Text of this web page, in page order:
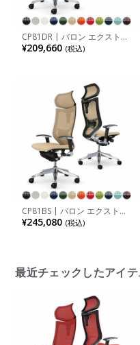
CP81DR | バロン エクストラ
ハイバック 可動ヘッドレスト
座クッション アジャストアー
¥209,660 (税込)
CP81BS | バロン エクストラ
ハイバック 可動ヘッドレスト
座クッション アジャストアー
¥245,080 (税込)
最近チェックしたアイテ